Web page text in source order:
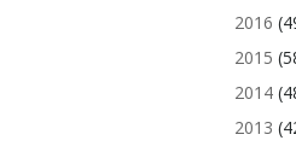
2016
2015
2014
2013